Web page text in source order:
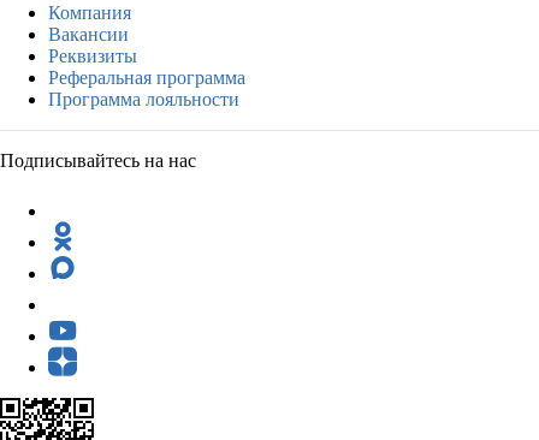
Компания
Вакансии
Реквизиты
Реферальная программа
Программа лояльности
Подписывайтесь на нас